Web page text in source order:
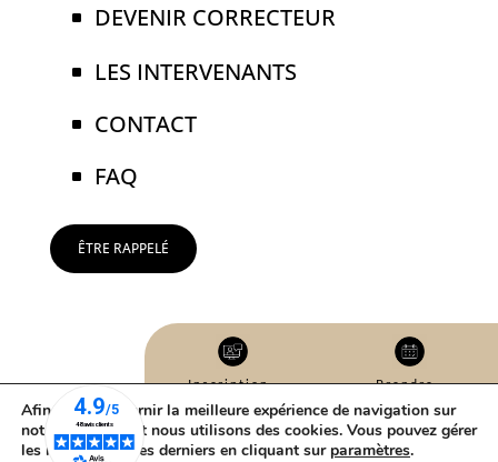
DEVENIR CORRECTEUR
LES INTERVENANTS
CONTACT
FAQ
ÊTRE RAPPELÉ
Inscription
webinaire
Prendre
rendez-vous
DEMANDER UN DEVIS
Afin de vous fournir la meilleure expérience de navigation sur
notre site internet nous utilisons des cookies. Vous pouvez gérer
les réglages de ces derniers en cliquant sur paramètres.